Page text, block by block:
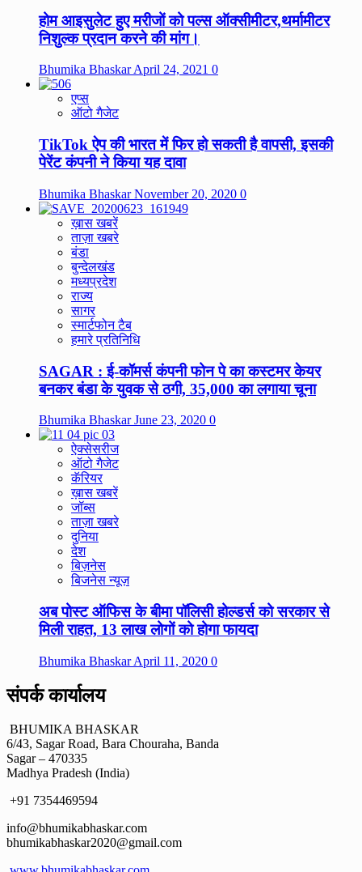
होम आइसुलेट हुए मरीजों को पल्स ऑक्सीमीटर,थर्मामीटर
निशुल्क प्रदान करने की मांग।
Bhumika BhaskarApril 24, 2021 0
एप्स
ऑटो गैजेट
TikTok ऐप की भारत में फिर हो सकती है वापसी, इसकी
पेरेंट कंपनी ने किया यह दावा
Bhumika BhaskarNovember 20, 2020 0
ख़ास खबरें
ताज़ा खबरे
बंडा
बुन्देलखंड
मध्यप्रदेश
राज्य
सागर
स्मार्टफोन टैब
हमारे प्रतिनिधि
SAGAR : ई-कॉमर्स कंपनी फोन पे का कस्टमर केयर
बनकर बंडा के युवक से ठगी, 35,000 का लगाया चूना
Bhumika BhaskarJune 23, 2020 0
ऐक्सेसरीज
ऑटो गैजेट
कॅरियर
ख़ास खबरें
जॉब्स
ताज़ा खबरे
दुनिया
देश
बिज़नेस
बिजनेस न्यूज़
अब पोस्ट ऑफिस के बीमा पॉलिसी होल्डर्स को सरकार से
मिली राहत, 13 लाख लोगों को होगा फायदा
Bhumika BhaskarApril 11, 2020 0
संपर्क कार्यालय
BHUMIKA BHASKAR
6/43, Sagar Road, Bara Chouraha, Banda
Sagar – 470335
Madhya Pradesh (India)
+91 7354469594
info@bhumikabhaskar.com
bhumikabhaskar2020@gmail.com